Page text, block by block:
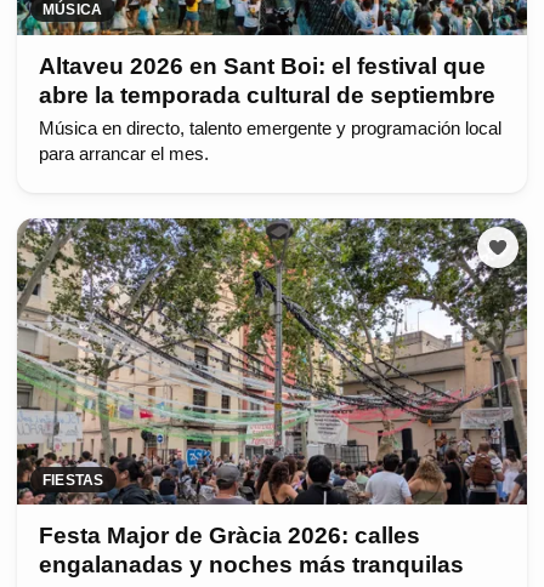
MÚSICA
Altaveu 2026 en Sant Boi: el festival que
abre la temporada cultural de septiembre
Música en directo, talento emergente y programación local
para arrancar el mes.
FIESTAS
Festa Major de Gràcia 2026: calles
engalanadas y noches más tranquilas